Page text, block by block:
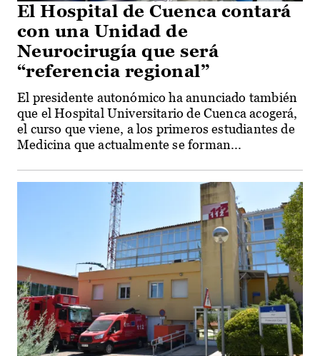
El Hospital de Cuenca contará
con una Unidad de
Neurocirugía que será
“referencia regional”
El presidente autonómico ha anunciado también
que el Hospital Universitario de Cuenca acogerá,
el curso que viene, a los primeros estudiantes de
Medicina que actualmente se forman...